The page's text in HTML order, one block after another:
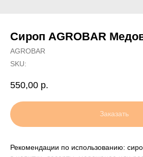
Сироп AGROBAR
AGROBAR
SKU:
550,00 р.
Заказать
Рекомендации по использованию: